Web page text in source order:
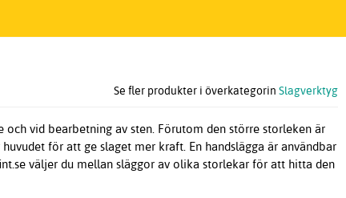
Se fler produkter i överkategorin Slagverktyg
vid bearbetning av sten. Förutom den större storleken är
för att ge slaget mer kraft. En handslägga är användbar
väljer du mellan släggor av olika storlekar för att hitta den